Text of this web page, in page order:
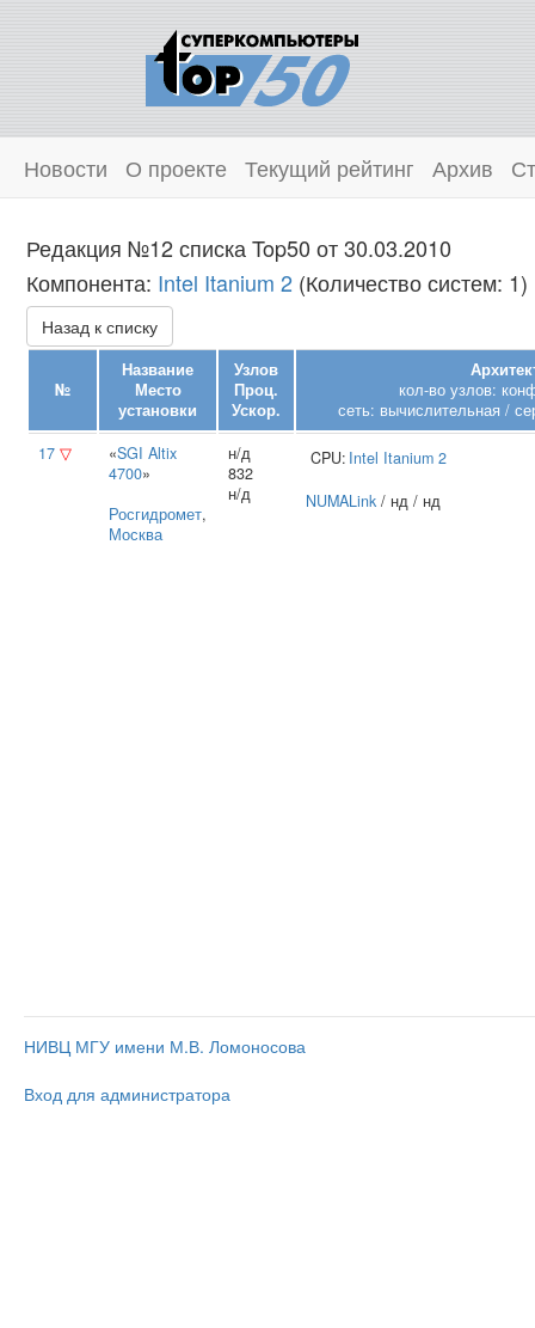
Новости О проекте Текущий рейтинг Архив
Редакция №12 списка Top50 от 30.03.2010
Компонента: Intel Itanium 2 (Количество систем: 1)
Назад к списку
№
Название
Место
установки
Узлов
Проц.
Ускор.
кол-во узлов:
сеть: вычислительная /
17 ▽ «SGI Altix
4700»
Росгидромет,
Москва
н/д
832
н/д
CPU: Intel Itanium 2
NUMALink / нд / нд
НИВЦ МГУ имени М.В. Ломоносова
Вход для администратора